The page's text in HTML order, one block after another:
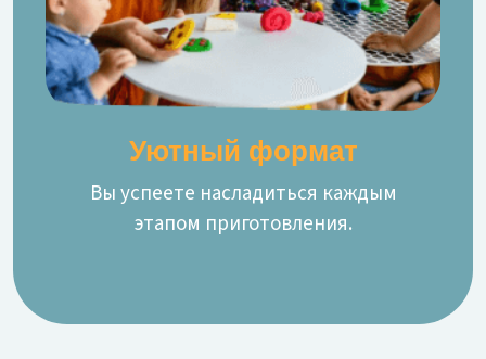
Уютный формат
Вы успеете насладиться каждым
этапом приготовления.